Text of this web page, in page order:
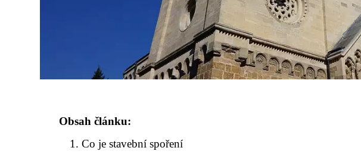
Obsah článku:
Co je stavební spoření